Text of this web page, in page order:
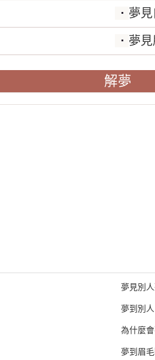
夢
夢
解夢
夢見別
夢到別
為什麼
夢到眉